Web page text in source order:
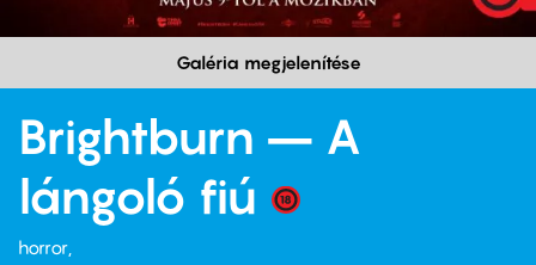
Galéria megjelenítése
Brightburn – A
lángoló fiú
horror